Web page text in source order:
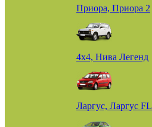
Приора, Приора 2
4х4, Нива Легенд
Ларгус, Ларгус FL